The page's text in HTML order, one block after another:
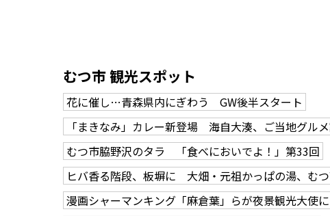
むつ市 観光スポット
花に催し…青森県内にぎわう GW後半スタート
「まきなみ」カレー新登場 海自大湊、ご当地グル
むつ市脇野沢のタラ 「食べにおいでよ！」第33回
ヒバ香る階段、板塀に 大畑・元祖かっぱの湯、む
漫画シャーマンキング「麻倉葉」らが夜景観光大使